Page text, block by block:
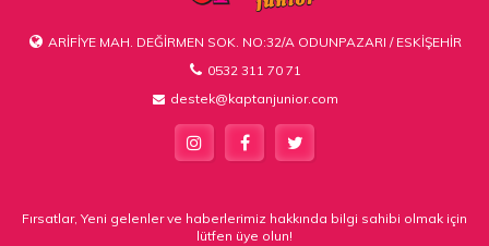
ARİFİYE MAH. DEĞİRMEN SOK. NO:32/A ODUNPAZARI / ESKİŞEHİR
0532 311 70 71
destek@kaptanjunior.com
Fırsatlar, Yeni gelenler ve haberlerimiz hakkında bilgi sahibi olmak için
lütfen üye olun!